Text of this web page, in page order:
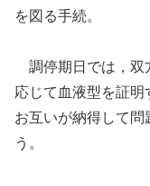
を図る手続。
調停期日では，双
応じて血液型を証明
お互いが納得して
う。